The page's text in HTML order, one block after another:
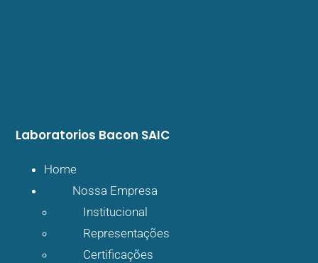
Laboratorios Bacon SAIC
Home
Nossa Empresa
Institucional
Representações
Certificações